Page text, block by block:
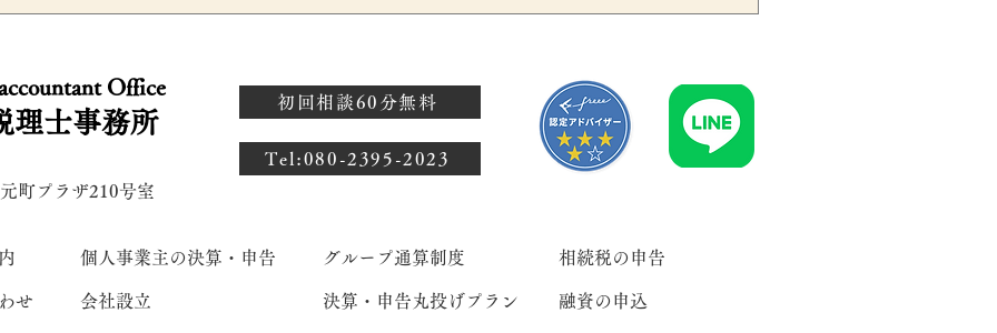
源泉所得税の納期の特例と
場合の注意点を税理士が解説
満期保険金を据え置いた場合
算と確定申告のポイントを税
理士が解説
Office
理士事務所
町プラザ210号室
初回相談60分無料
​Tel:080-2395-2023
せ
個人事業主の決算・申告
会社設立
グループ通算制度
決算・申告丸投げプラン
相続税の申告
融資の申込